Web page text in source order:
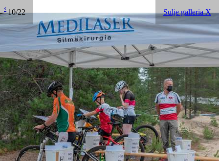
10/22 Sulje galleria X
‹